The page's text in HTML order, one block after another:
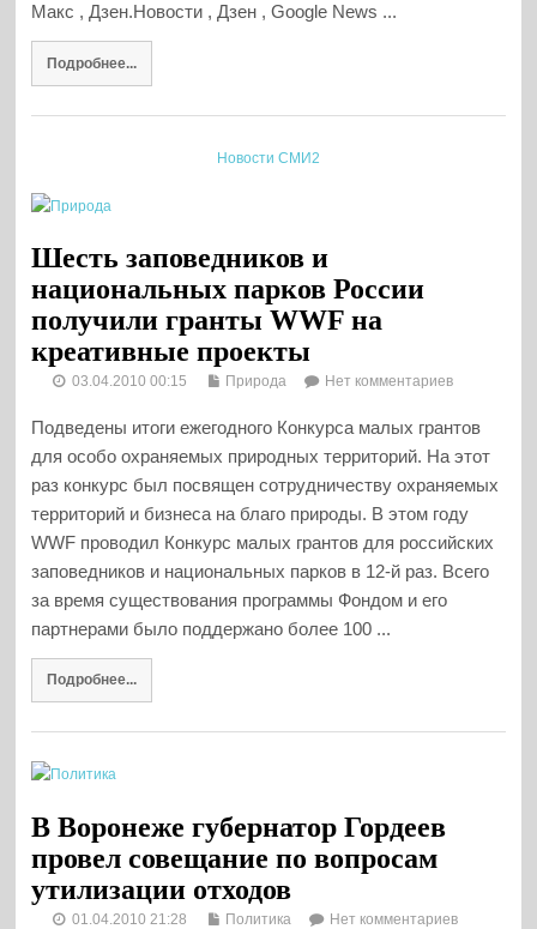
Макс , Дзен.Новости , Дзен , Google News ...
Подробнее...
Новости СМИ2
Шесть заповедников и
национальных парков России
получили гранты WWF на
креативные проекты
03.04.2010 00:15 Природа Нет комментариев
Подведены итоги ежегодного Конкурса малых грантов
для особо охраняемых природных территорий. На этот
раз конкурс был посвящен сотрудничеству охраняемых
территорий и бизнеса на благо природы. В этом году
WWF проводил Конкурс малых грантов для российских
заповедников и национальных парков в 12-й раз. Всего
за время существования программы Фондом и его
партнерами было поддержано более 100 ...
Подробнее...
В Воронеже губернатор Гордеев
провел совещание по вопросам
утилизации отходов
01.04.2010 21:28 Политика Нет комментариев